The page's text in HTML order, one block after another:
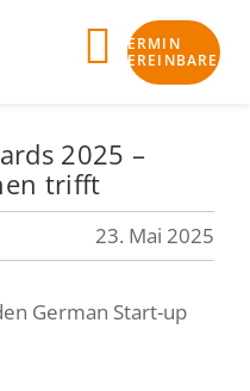
Toggle
TERMIN
VEREINBAREN
2025 –
trifft
23. Mai 2025